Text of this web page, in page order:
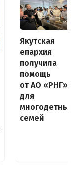
Якутская
епархия
получила
помощь
от АО «РНГ»
для
многодетных
семей